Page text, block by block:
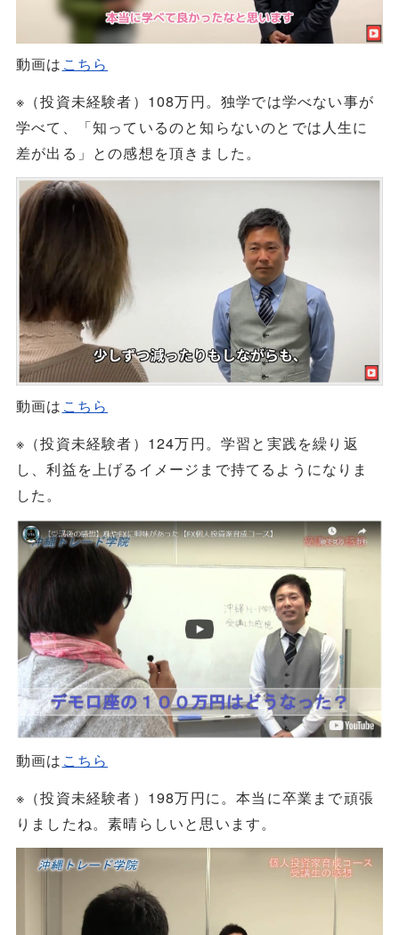
動画は こちら
※（投資未経験者）108万円。独学では学べない事が
学べて、「知っているのと知らないのとでは人生に
差が出る」との感想を頂きました。
動画は こちら
※（投資未経験者）124万円。学習と実践を繰り返
し、利益を上げるイメージまで持てるようになりま
した。
動画は こちら
※（投資未経験者）198万円に。本当に卒業まで頑張
りましたね。素晴らしいと思います。